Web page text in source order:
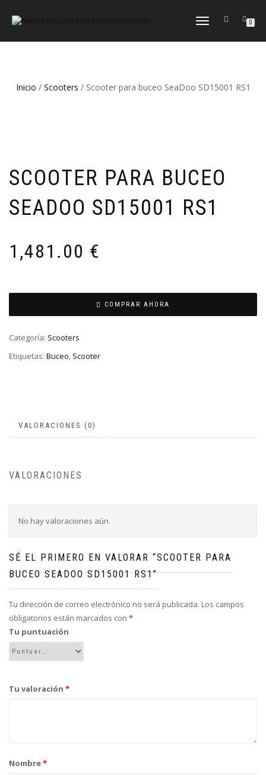
CAMBIAR
0
Inicio / Scooters / Scooter para buceo SeaDoo SD15001 RS1
SCOOTER PARA BUCEO
SEADOO SD15001 RS1
1,481.00 €
COMPRAR AHORA
Categoría: Scooters
Etiquetas: Buceo, Scooter
VALORACIONES (0)
VALORACIONES
No hay valoraciones aún.
SÉ EL PRIMERO EN VALORAR “SCOOTER PARA
BUCEO SEADOO SD15001 RS1”
Tu dirección de correo electrónico no será publicada. Los campos
obligatorios están marcados con *
Tu puntuación
Tu valoración *
Nombre*